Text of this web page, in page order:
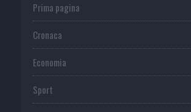
Prima pagina
Cronaca
Economia
Sport